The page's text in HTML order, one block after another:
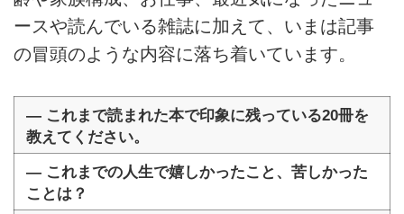
ースや読んでいる雑誌に加えて、いまは記事
の冒頭のような内容に落ち着いています。
― これまで読まれた本で印象に残っている20冊を
教えてください。
― これまでの人生で嬉しかったこと、苦しかった
ことは？